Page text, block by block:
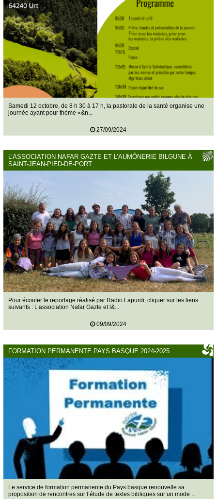
Samedi 12 octobre, de 8 h 30 à 17 h, la pastorale de la santé organise une
journée ayant pour thème «&n...
27/09/2024
L’ASSOCIATION NAFAR GAZTE ET L’AUMÔNERIE BILGUNE À
SAINT-JEAN-PIED-DE-PORT
Pour écouter le reportage réalisé par Radio Lapurdi, cliquer sur les liens
suivants : L’association Nafar Gazte et l&...
09/09/2024
FORMATION PERMANENTE PAYS BASQUE 2024-2025
Le service de formation permanente du Pays basque renouvelle sa
proposition de rencontres sur l’étude de textes bibliques sur un mode ...